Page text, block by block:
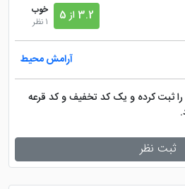
3.2 از 5
خوب
1 نظر
آرامش محیط
را ثبت کرده و یک کد تخفیف و کد قرعه
ثبت نظر